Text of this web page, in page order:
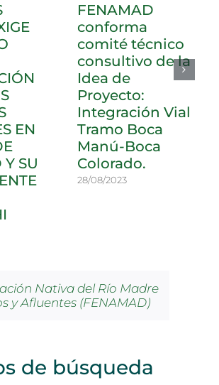
EN
SU
FENAMAD
conforma
comité técnico
consultivo de la
Idea de
Proyecto:
Integración Vial
Tramo Boca
Manú-Boca
Colorado.
28/08/2023
Nativa del Río Madre
y Afluentes (FENAMAD)
de búsqueda